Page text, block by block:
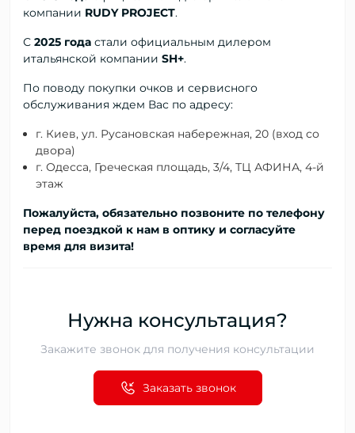
компании RUDY PROJECT.
С 2025 года стали официальным дилером
итальянской компании SH+.
По поводу покупки очков и сервисного
обслуживания ждем Вас по адресу:
г. Киев, ул. Русановская набережная, 20 (вход со
двора)
г. Одесса, Греческая площадь, 3/4, ТЦ АФИНА, 4-й
этаж
Пожалуйста, обязательно позвоните по телефону
перед поездкой к нам в оптику и согласуйте
время для визита!
Нужна консультация?
Закажите звонок для получения консультации
Заказать звонок